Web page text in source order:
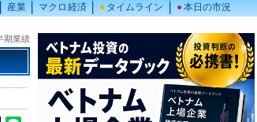
産業 マクロ経済 ● タイムライン ●本日の市況
期業績